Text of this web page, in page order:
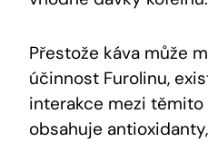
Přestože káva může
účinnost Furolinu,
interakce mezi těmito
obsahuje antioxidanty,